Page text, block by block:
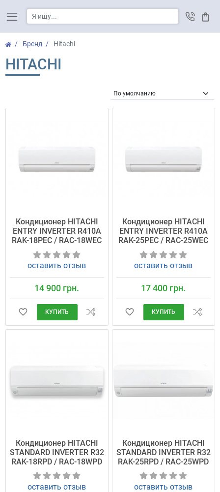
Бренд Hitachi
HITACHI
Кондиционер HITACHI
ENTRY INVERTER R410A
RAK-18PEC / RAC-18WEC
оставить отзыв
14 900 грн.
КУПИТЬ
Кондиционер HITACHI
ENTRY INVERTER R410A
RAK-25PEC / RAC-25WEC
оставить отзыв
17 400 грн.
КУПИТЬ
Кондиционер HITACHI
STANDARD INVERTER R32
RAK-18RPD / RAC-18WPD
оставить отзыв
Кондиционер HITACHI
STANDARD INVERTER R32
RAK-25RPD / RAC-25WPD
оставить отзыв